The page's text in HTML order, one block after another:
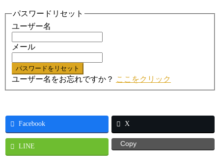
パスワードリセット
ユーザー名
メール
ユーザー名をお忘れですか？ ここをクリック
Facebook X
LINE Copy